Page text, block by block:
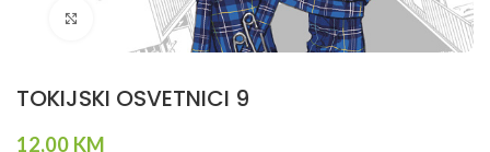
Klikni da povečaš
TOKIJSKI OSVETNICI 9
12,00 KM